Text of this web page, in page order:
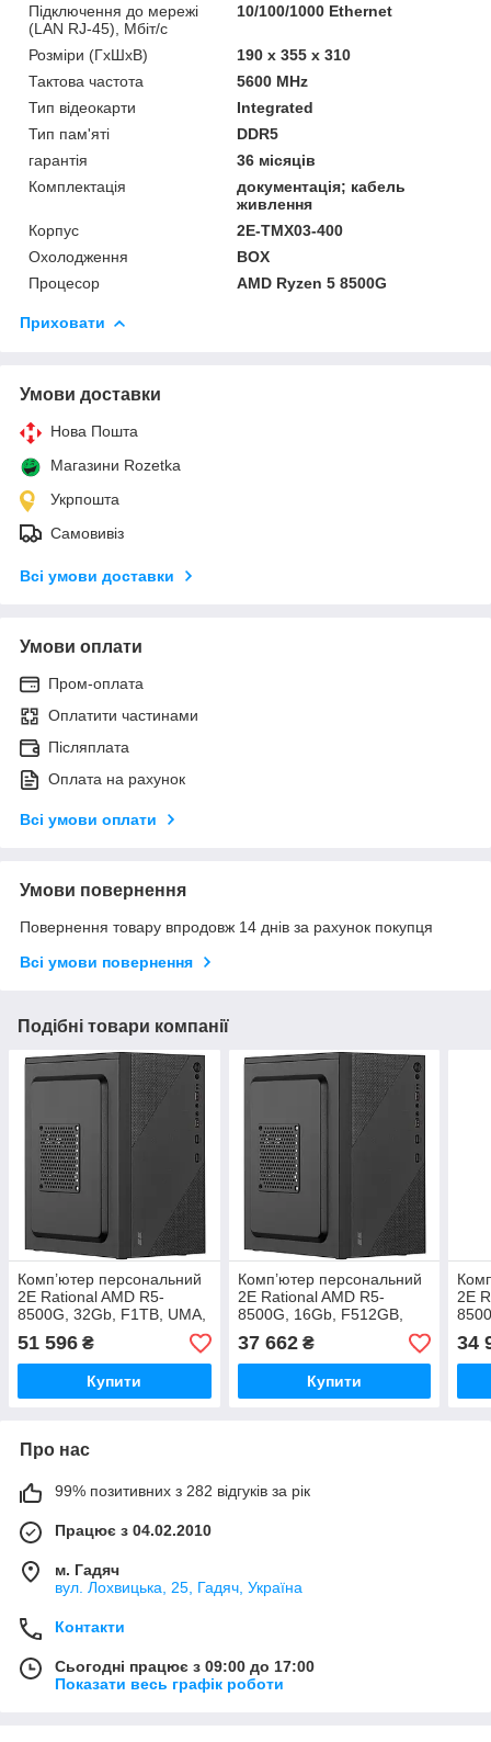
Підключення до мережі
(LAN RJ-45), Мбіт/с
10/100/1000 Ethernet
Розміри (ГxШxВ)
190 x 355 x 310
Тактова частота
5600 MHz
Тип відеокарти
Integrated
Тип пам'яті
DDR5
гарантія
36 місяців
Комплектація
документація; кабель
живлення
Корпус
2E-TMX03-400
Охолодження
BOX
Процесор
AMD Ryzen 5 8500G
Приховати
Умови доставки
Нова Пошта
Магазини Rozetka
Укрпошта
Самовивіз
Всі умови доставки
Умови оплати
Пром-оплата
Оплатити частинами
Післяплата
Оплата на рахунок
Всі умови оплати
Умови повернення
Повернення товару впродовж 14 днів за рахунок покупця
Всі умови повернення
Подібні товари компанії
Комп’ютер персональний
2E Rational AMD R5-
8500G, 32Gb, F1TB, UMA,
A620, 2E-TMX04-500,
Win11PE
51 596 ₴
Купити
Комп’ютер персональний
2E Rational AMD R5-
8500G, 16Gb, F512GB,
UMA, A620, 2E-TMX04-
500, Win11PE
37 662₴
Купити
2E
500,
34
Про нас
99% позитивних з 282 відгуків за рік
Працює з 04.02.2010
м. Гадяч
вул. Лохвицька, 25, Гадяч, Україна
Контакти
Сьогодні працює з 09:00 до 17:00
Показати весь графік роботи